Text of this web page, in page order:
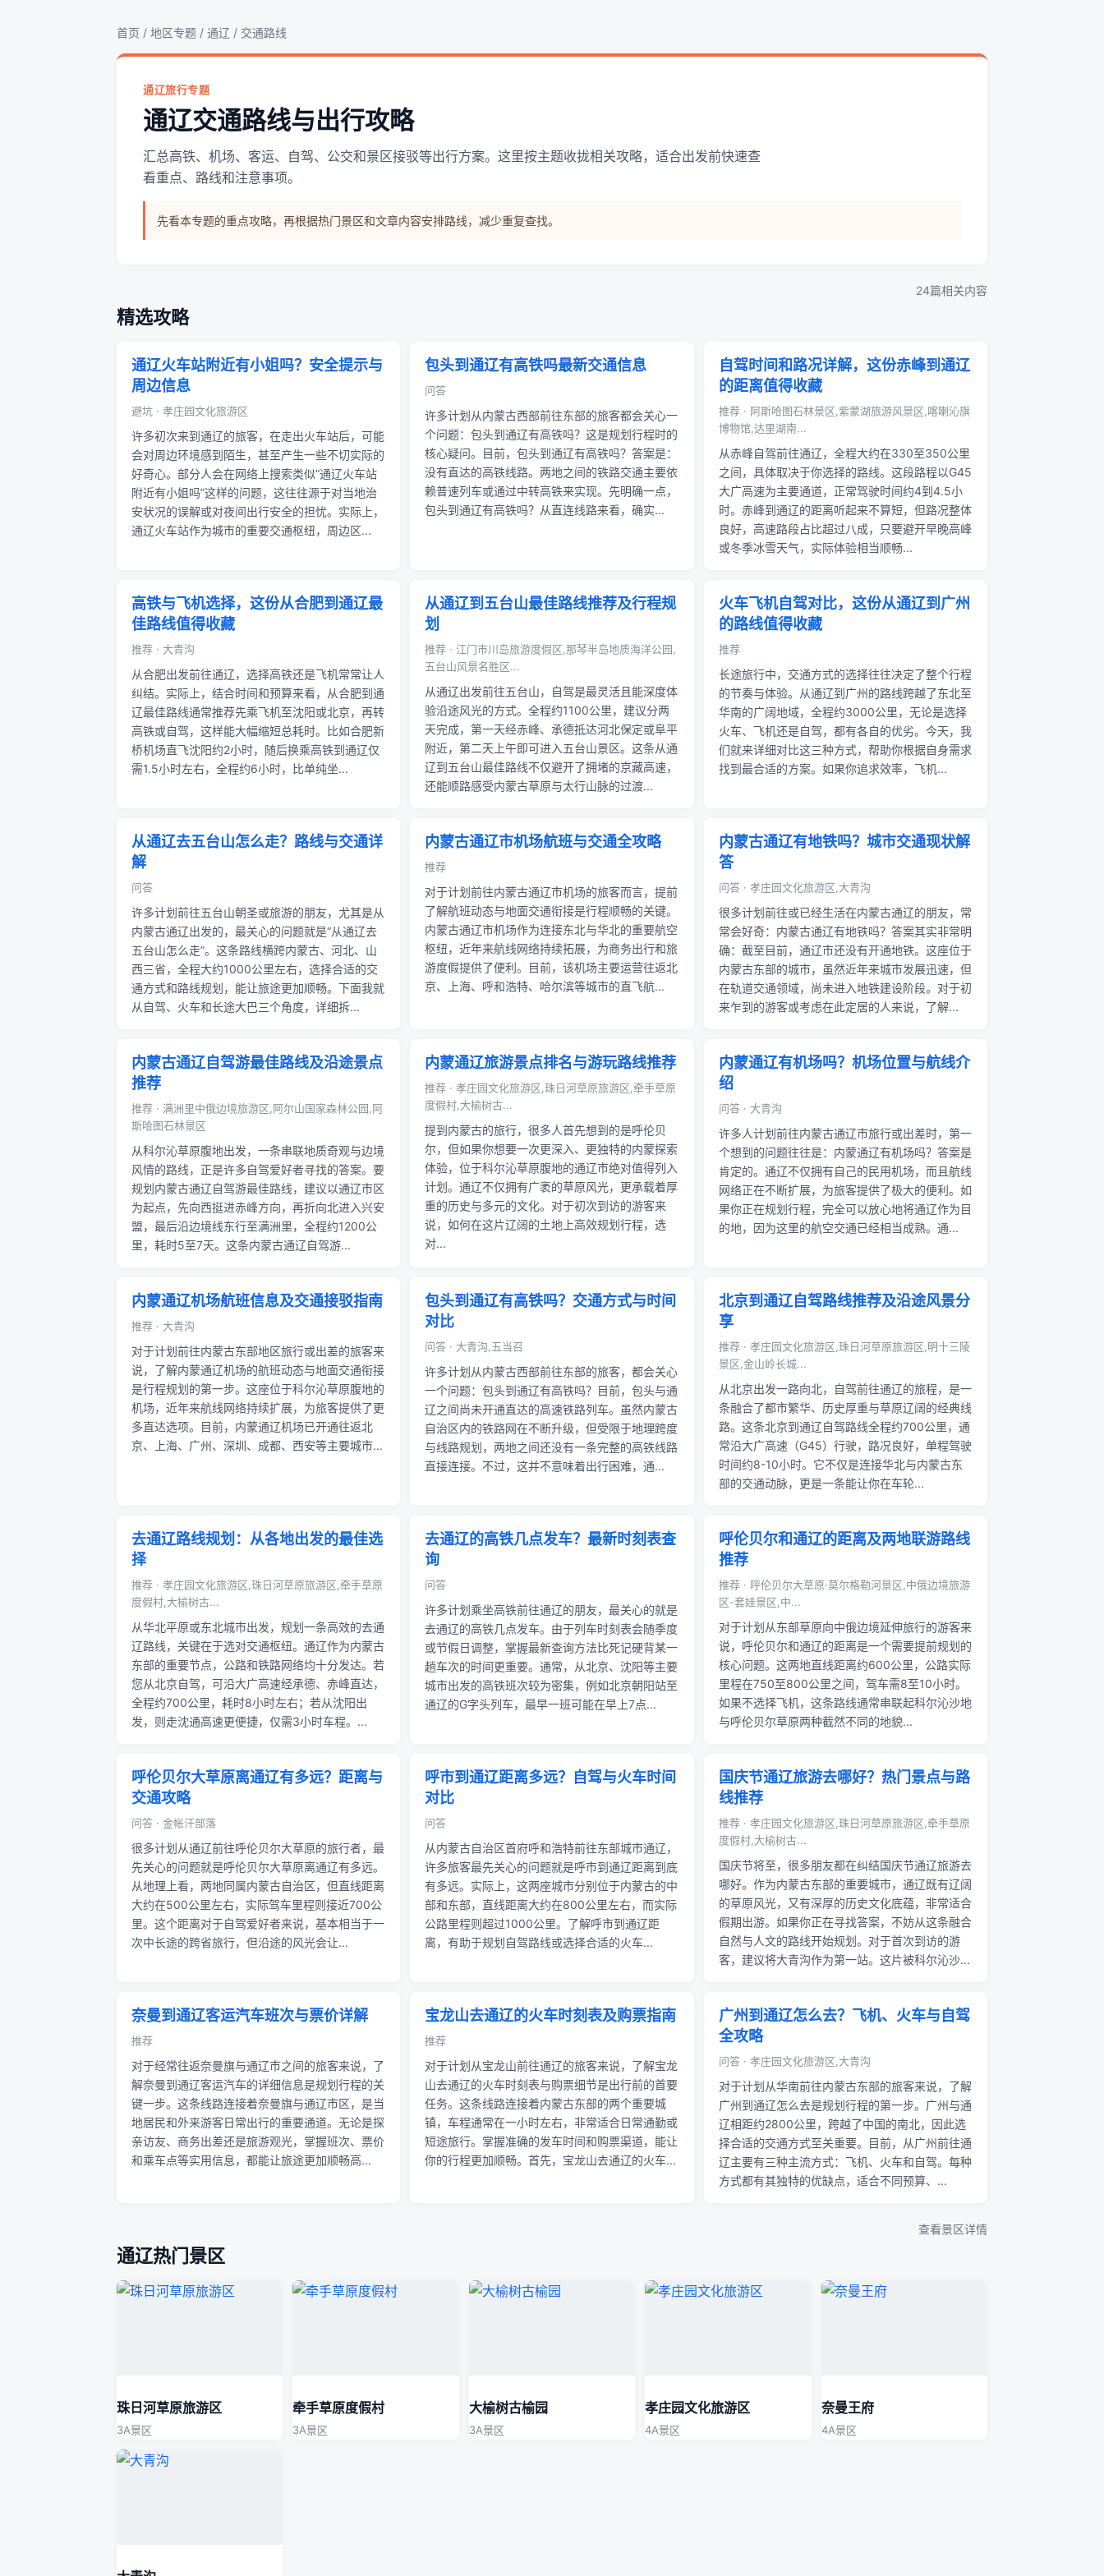
首页 / 地区专题 / 通辽 / 交通路线
通辽旅行专题
通辽交通路线与出行攻略
汇总高铁、机场、客运、自驾、公交和景区接驳等出行方案。这里按主题收拢相关攻略，适合出发前快速查
看重点、路线和注意事项。
先看本专题的重点攻略，再根据热门景区和文章内容安排路线，减少重复查找。
精选攻略
24篇相关内容
通辽火车站附近有小姐吗？安全提示与
周边信息
避坑 · 孝庄园文化旅游区
许多初次来到通辽的旅客，在走出火车站后，可能
会对周边环境感到陌生，甚至产生一些不切实际的
好奇心。部分人会在网络上搜索类似“通辽火车站
附近有小姐吗”这样的问题，这往往源于对当地治
安状况的误解或对夜间出行安全的担忧。实际上，
通辽火车站作为城市的重要交通枢纽，周边区...
包头到通辽有高铁吗最新交通信息
问答
许多计划从内蒙古西部前往东部的旅客都会关心一
个问题：包头到通辽有高铁吗？这是规划行程时的
核心疑问。目前，包头到通辽有高铁吗？答案是：
没有直达的高铁线路。两地之间的铁路交通主要依
赖普速列车或通过中转高铁来实现。先明确一点，
包头到通辽有高铁吗？从直连线路来看，确实...
自驾时间和路况详解，这份赤峰到通辽
的距离值得收藏
推荐 · 阿斯哈图石林景区,紫蒙湖旅游风景区,喀喇沁旗
博物馆,达里湖南...
从赤峰自驾前往通辽，全程大约在330至350公里
之间，具体取决于你选择的路线。这段路程以G45
大广高速为主要通道，正常驾驶时间约4到4.5小
时。赤峰到通辽的距离听起来不算短，但路况整体
良好，高速路段占比超过八成，只要避开早晚高峰
或冬季冰雪天气，实际体验相当顺畅...
高铁与飞机选择，这份从合肥到通辽最
佳路线值得收藏
推荐 · 大青沟
从合肥出发前往通辽，选择高铁还是飞机常常让人
纠结。实际上，结合时间和预算来看，从合肥到通
辽最佳路线通常推荐先乘飞机至沈阳或北京，再转
高铁或自驾，这样能大幅缩短总耗时。比如合肥新
桥机场直飞沈阳约2小时，随后换乘高铁到通辽仅
需1.5小时左右，全程约6小时，比单纯坐...
从通辽到五台山最佳路线推荐及行程规
划
推荐 · 江门市川岛旅游度假区,那琴半岛地质海洋公园,
五台山风景名胜区...
从通辽出发前往五台山，自驾是最灵活且能深度体
验沿途风光的方式。全程约1100公里，建议分两
天完成，第一天经赤峰、承德抵达河北保定或阜平
附近，第二天上午即可进入五台山景区。这条从通
辽到五台山最佳路线不仅避开了拥堵的京藏高速，
还能顺路感受内蒙古草原与太行山脉的过渡...
火车飞机自驾对比，这份从通辽到广州
的路线值得收藏
推荐
长途旅行中，交通方式的选择往往决定了整个行程
的节奏与体验。从通辽到广州的路线跨越了东北至
华南的广阔地域，全程约3000公里，无论是选择
火车、飞机还是自驾，都有各自的优劣。今天，我
们就来详细对比这三种方式，帮助你根据自身需求
找到最合适的方案。如果你追求效率，飞机...
从通辽去五台山怎么走？路线与交通详
解
问答
许多计划前往五台山朝圣或旅游的朋友，尤其是从
内蒙古通辽出发的，最关心的问题就是“从通辽去
五台山怎么走”。这条路线横跨内蒙古、河北、山
西三省，全程大约1000公里左右，选择合适的交
通方式和路线规划，能让旅途更加顺畅。下面我就
从自驾、火车和长途大巴三个角度，详细拆...
内蒙古通辽市机场航班与交通全攻略
推荐
对于计划前往内蒙古通辽市机场的旅客而言，提前
了解航班动态与地面交通衔接是行程顺畅的关键。
内蒙古通辽市机场作为连接东北与华北的重要航空
枢纽，近年来航线网络持续拓展，为商务出行和旅
游度假提供了便利。目前，该机场主要运营往返北
京、上海、呼和浩特、哈尔滨等城市的直飞航...
内蒙古通辽有地铁吗？城市交通现状解
答
问答 · 孝庄园文化旅游区,大青沟
很多计划前往或已经生活在内蒙古通辽的朋友，常
常会好奇：内蒙古通辽有地铁吗？答案其实非常明
确：截至目前，通辽市还没有开通地铁。这座位于
内蒙古东部的城市，虽然近年来城市发展迅速，但
在轨道交通领域，尚未进入地铁建设阶段。对于初
来乍到的游客或考虑在此定居的人来说，了解...
内蒙古通辽自驾游最佳路线及沿途景点
推荐
推荐 · 满洲里中俄边境旅游区,阿尔山国家森林公园,阿
斯哈图石林景区
从科尔沁草原腹地出发，一条串联地质奇观与边境
风情的路线，正是许多自驾爱好者寻找的答案。要
规划内蒙古通辽自驾游最佳路线，建议以通辽市区
为起点，先向西挺进赤峰方向，再折向北进入兴安
盟，最后沿边境线东行至满洲里，全程约1200公
里，耗时5至7天。这条内蒙古通辽自驾游...
内蒙通辽旅游景点排名与游玩路线推荐
推荐 · 孝庄园文化旅游区,珠日河草原旅游区,牵手草原
度假村,大榆树古...
提到内蒙古的旅行，很多人首先想到的是呼伦贝
尔，但如果你想要一次更深入、更独特的内蒙探索
体验，位于科尔沁草原腹地的通辽市绝对值得列入
计划。通辽不仅拥有广袤的草原风光，更承载着厚
重的历史与多元的文化。对于初次到访的游客来
说，如何在这片辽阔的土地上高效规划行程，选
对...
内蒙通辽有机场吗？机场位置与航线介
绍
问答 · 大青沟
许多人计划前往内蒙古通辽市旅行或出差时，第一
个想到的问题往往是：内蒙通辽有机场吗？答案是
肯定的。通辽不仅拥有自己的民用机场，而且航线
网络正在不断扩展，为旅客提供了极大的便利。如
果你正在规划行程，完全可以放心地将通辽作为目
的地，因为这里的航空交通已经相当成熟。通...
内蒙通辽机场航班信息及交通接驳指南
推荐 · 大青沟
对于计划前往内蒙古东部地区旅行或出差的旅客来
说，了解内蒙通辽机场的航班动态与地面交通衔接
是行程规划的第一步。这座位于科尔沁草原腹地的
机场，近年来航线网络持续扩展，为旅客提供了更
多直达选项。目前，内蒙通辽机场已开通往返北
京、上海、广州、深圳、成都、西安等主要城市...
包头到通辽有高铁吗？交通方式与时间
对比
问答 · 大青沟,五当召
许多计划从内蒙古西部前往东部的旅客，都会关心
一个问题：包头到通辽有高铁吗？目前，包头与通
辽之间尚未开通直达的高速铁路列车。虽然内蒙古
自治区内的铁路网在不断升级，但受限于地理跨度
与线路规划，两地之间还没有一条完整的高铁线路
直接连接。不过，这并不意味着出行困难，通...
北京到通辽自驾路线推荐及沿途风景分
享
推荐 · 孝庄园文化旅游区,珠日河草原旅游区,明十三陵
景区,金山岭长城...
从北京出发一路向北，自驾前往通辽的旅程，是一
条融合了都市繁华、历史厚重与草原辽阔的经典线
路。这条北京到通辽自驾路线全程约700公里，通
常沿大广高速（G45）行驶，路况良好，单程驾驶
时间约8-10小时。它不仅是连接华北与内蒙古东
部的交通动脉，更是一条能让你在车轮...
去通辽路线规划：从各地出发的最佳选
择
推荐 · 孝庄园文化旅游区,珠日河草原旅游区,牵手草原
度假村,大榆树古...
从华北平原或东北城市出发，规划一条高效的去通
辽路线，关键在于选对交通枢纽。通辽作为内蒙古
东部的重要节点，公路和铁路网络均十分发达。若
您从北京自驾，可沿大广高速经承德、赤峰直达，
全程约700公里，耗时8小时左右；若从沈阳出
发，则走沈通高速更便捷，仅需3小时车程。...
去通辽的高铁几点发车？最新时刻表查
询
问答
许多计划乘坐高铁前往通辽的朋友，最关心的就是
去通辽的高铁几点发车。由于列车时刻表会随季度
或节假日调整，掌握最新查询方法比死记硬背某一
趟车次的时间更重要。通常，从北京、沈阳等主要
城市出发的高铁班次较为密集，例如北京朝阳站至
通辽的G字头列车，最早一班可能在早上7点...
呼伦贝尔和通辽的距离及两地联游路线
推荐
推荐 · 呼伦贝尔大草原·莫尔格勒河景区,中俄边境旅游
区-套娃景区,中...
对于计划从东部草原向中俄边境延伸旅行的游客来
说，呼伦贝尔和通辽的距离是一个需要提前规划的
核心问题。这两地直线距离约600公里，公路实际
里程在750至800公里之间，驾车需8至10小时。
如果不选择飞机，这条路线通常串联起科尔沁沙地
与呼伦贝尔草原两种截然不同的地貌...
呼伦贝尔大草原离通辽有多远？距离与
交通攻略
问答 · 金帐汗部落
很多计划从通辽前往呼伦贝尔大草原的旅行者，最
先关心的问题就是呼伦贝尔大草原离通辽有多远。
从地理上看，两地同属内蒙古自治区，但直线距离
大约在500公里左右，实际驾车里程则接近700公
里。这个距离对于自驾爱好者来说，基本相当于一
次中长途的跨省旅行，但沿途的风光会让...
呼市到通辽距离多远？自驾与火车时间
对比
问答
从内蒙古自治区首府呼和浩特前往东部城市通辽，
许多旅客最先关心的问题就是呼市到通辽距离到底
有多远。实际上，这两座城市分别位于内蒙古的中
部和东部，直线距离大约在800公里左右，而实际
公路里程则超过1000公里。了解呼市到通辽距
离，有助于规划自驾路线或选择合适的火车...
国庆节通辽旅游去哪好？热门景点与路
线推荐
推荐 · 孝庄园文化旅游区,珠日河草原旅游区,牵手草原
度假村,大榆树古...
国庆节将至，很多朋友都在纠结国庆节通辽旅游去
哪好。作为内蒙古东部的重要城市，通辽既有辽阔
的草原风光，又有深厚的历史文化底蕴，非常适合
假期出游。如果你正在寻找答案，不妨从这条融合
自然与人文的路线开始规划。对于首次到访的游
客，建议将大青沟作为第一站。这片被科尔沁沙...
奈曼到通辽客运汽车班次与票价详解
推荐
对于经常往返奈曼旗与通辽市之间的旅客来说，了
解奈曼到通辽客运汽车的详细信息是规划行程的关
键一步。这条线路连接着奈曼旗与通辽市区，是当
地居民和外来游客日常出行的重要通道。无论是探
亲访友、商务出差还是旅游观光，掌握班次、票价
和乘车点等实用信息，都能让旅途更加顺畅高...
宝龙山去通辽的火车时刻表及购票指南
推荐
对于计划从宝龙山前往通辽的旅客来说，了解宝龙
山去通辽的火车时刻表与购票细节是出行前的首要
任务。这条线路连接着内蒙古东部的两个重要城
镇，车程通常在一小时左右，非常适合日常通勤或
短途旅行。掌握准确的发车时间和购票渠道，能让
你的行程更加顺畅。首先，宝龙山去通辽的火车...
广州到通辽怎么去？飞机、火车与自驾
全攻略
问答 · 孝庄园文化旅游区,大青沟
对于计划从华南前往内蒙古东部的旅客来说，了解
广州到通辽怎么去是规划行程的第一步。广州与通
辽相距约2800公里，跨越了中国的南北，因此选
择合适的交通方式至关重要。目前，从广州前往通
辽主要有三种主流方式：飞机、火车和自驾。每种
方式都有其独特的优缺点，适合不同预算、...
通辽热门景区
查看景区详情
珠日河草原旅游区
3A景区
牵手草原度假村
3A景区
大榆树古榆园
3A景区
孝庄园文化旅游区
4A景区
奈曼王府
4A景区